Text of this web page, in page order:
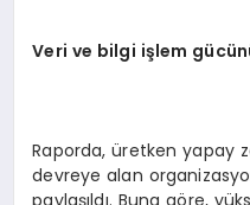
Veri ve bilgi işlem
Raporda, üretken yapay
devreye alan
paylaşıldı. Buna göre,